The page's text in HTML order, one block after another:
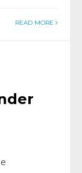
READ MORE